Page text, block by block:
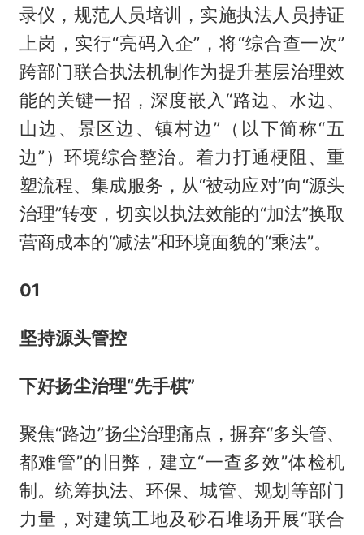
录仪，规范人员培训，实施执法人员持证
上岗，实行“亮码入企”，将“综合查一次”
跨部门联合执法机制作为提升基层治理效
能的关键一招，深度嵌入“路边、水边、
山边、景区边、镇村边”（以下简称“五
边”）环境综合整治。着力打通梗阻、重
塑流程、集成服务，从“被动应对”向“源头
治理”转变，切实以执法效能的“加法”换取
营商成本的“减法”和环境面貌的“乘法”。
01
坚持源头管控
下好扬尘治理“先手棋”
聚焦“路边”扬尘治理痛点，摒弃“多头管、
都难管”的旧弊，建立“一查多效”体检机
制。统筹执法、环保、城管、规划等部门
力量，对建筑工地及砂石堆场开展“联合